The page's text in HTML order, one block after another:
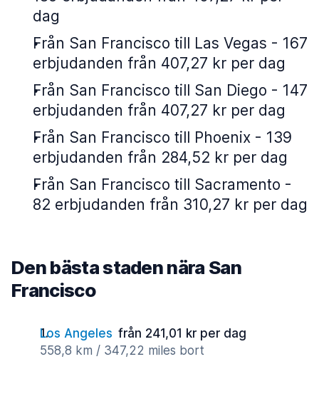
dag
Från San Francisco till Las Vegas - 167
erbjudanden från 407,27 kr per dag
Från San Francisco till San Diego - 147
erbjudanden från 407,27 kr per dag
Från San Francisco till Phoenix - 139
erbjudanden från 284,52 kr per dag
Från San Francisco till Sacramento -
82 erbjudanden från 310,27 kr per dag
Den bästa staden nära San
Francisco
Los Angeles från 241,01 kr per dag
558,8 km / 347,22 miles bort